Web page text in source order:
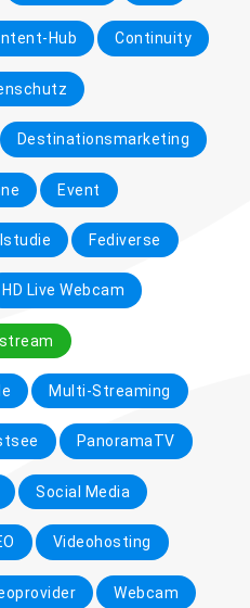
Hub Continuity
Destinationsmarketing
Event
Fediverse
HD Live Webcam
Multi-Streaming
PanoramaTV
Social Media
Videohosting
Webcam